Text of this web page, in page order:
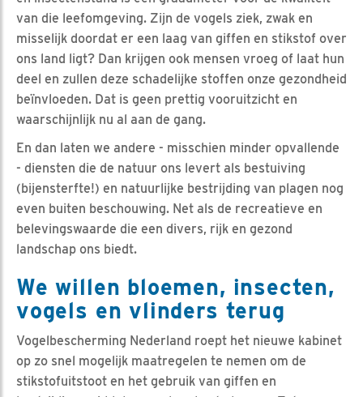
van die leefomgeving. Zijn de vogels ziek, zwak en
misselijk doordat er een laag van giffen en stikstof over
ons land ligt? Dan krijgen ook mensen vroeg of laat hun
deel en zullen deze schadelijke stoffen onze gezondheid
beïnvloeden. Dat is geen prettig vooruitzicht en
waarschijnlijk nu al aan de gang.
En dan laten we andere - misschien minder opvallende
- diensten die de natuur ons levert als bestuiving
(bijensterfte!) en natuurlijke bestrijding van plagen nog
even buiten beschouwing. Net als de recreatieve en
belevingswaarde die een divers, rijk en gezond
landschap ons biedt.
We willen bloemen, insecten,
vogels en vlinders terug
Vogelbescherming Nederland roept het nieuwe kabinet
op zo snel mogelijk maatregelen te nemen om de
stikstofuitstoot en het gebruik van giffen en